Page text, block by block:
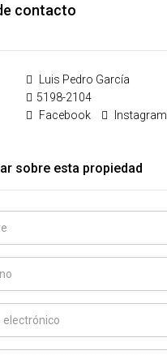
contacto
Luis Pedro García
5198-2104
Facebook
Instagram
sobre esta propiedad